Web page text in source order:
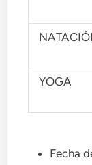
YOGA
Fecha